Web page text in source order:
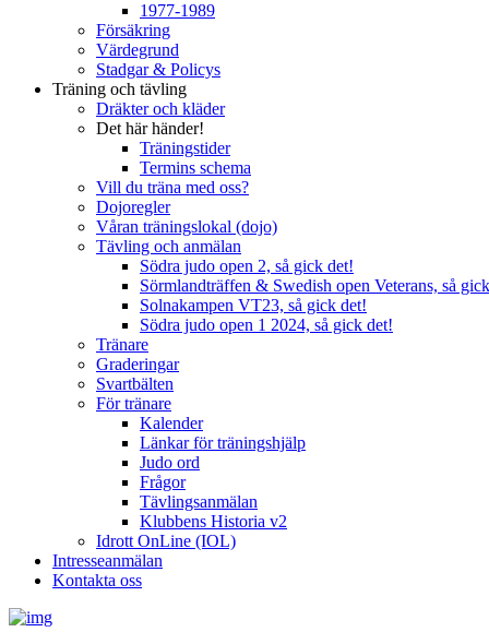
1977-1989
Försäkring
Värdegrund
Stadgar & Policys
Träning och tävling
Dräkter och kläder
Det här händer!
Träningstider
Termins schema
Vill du träna med oss?
Dojoregler
Våran träningslokal (dojo)
Tävling och anmälan
Södra judo open 2, så gick det!
Sörmlandträffen & Swedish open Veterans, så
Solnakampen VT23, så gick det!
Södra judo open 1 2024, så gick det!
Tränare
Graderingar
Svartbälten
För tränare
Kalender
Länkar för träningshjälp
Judo ord
Frågor
Tävlingsanmälan
Klubbens Historia v2
Idrott OnLine (IOL)
Intresseanmälan
Kontakta oss